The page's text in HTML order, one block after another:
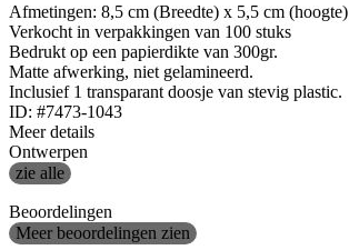
Afmetingen: 8,5 cm (Breedte) x 5,5 cm (hoogte)
Verkocht in verpakkingen van 100 stuks
Bedrukt op een papierdikte van 300gr.
Matte afwerking, niet gelamineerd.
Inclusief 1 transparant doosje van stevig plastic.
ID: #7473-1043
Meer details
Ontwerpen
zie alle
Beoordelingen
Meer beoordelingen zien